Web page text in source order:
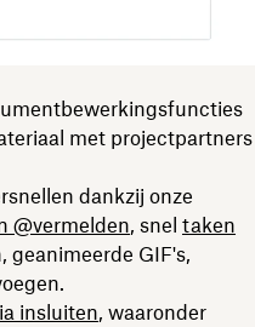
met projectpartners
dankzij onze
@vermelden, snel taken
geanimeerde GIF's,
insluiten, waaronder